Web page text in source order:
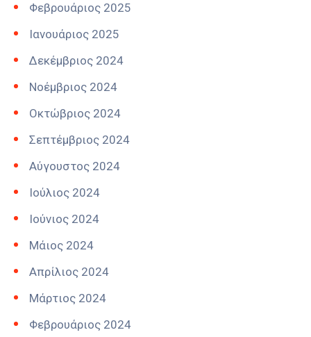
Φεβρουάριος 2025
Ιανουάριος 2025
Δεκέμβριος 2024
Νοέμβριος 2024
Οκτώβριος 2024
Σεπτέμβριος 2024
Αύγουστος 2024
Ιούλιος 2024
Ιούνιος 2024
Μάιος 2024
Απρίλιος 2024
Μάρτιος 2024
Φεβρουάριος 2024